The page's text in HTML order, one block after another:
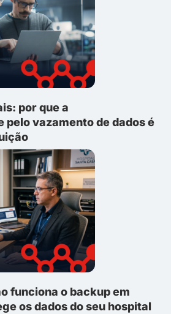
por que a
pelo vazamento de dados é
funciona o backup em
os dados do seu hospital